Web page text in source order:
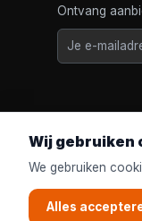
Ontvang
© 2026Bopets
Wij gebruiken
We gebruiken
Alles